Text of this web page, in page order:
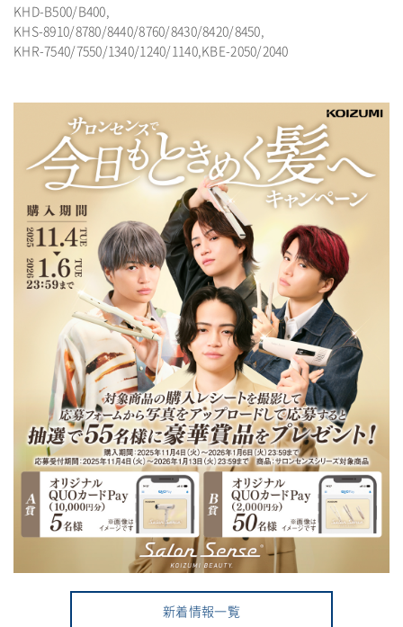
KHD-B500/B400,
KHS-8910/8780/8440/8760/8430/8420/8450,
KHR-7540/7550/1340/1240/1140,KBE-2050/2040
新着情報一覧